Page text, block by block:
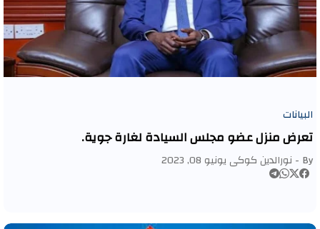
البيانات
تعرض منزل عضو مجلس السيادة لغارة جوية.
By - نورالدين كوكىيونيو 08, 2023